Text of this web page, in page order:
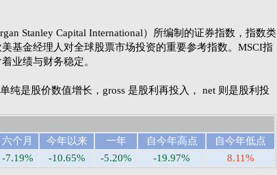
Stanley Capital International）所编制的证券指数，指数类
基金经理人对全球股票市场投资的重要参考指数。MSCI指
业绩与财务稳定。
纯是股价数值增长，gross 是股利再投入， net 则是股利投
六个月 今年以来 一年 自今年高点
自今年低点
-7.19% -10.65% -5.20% -19.97% 8.11%